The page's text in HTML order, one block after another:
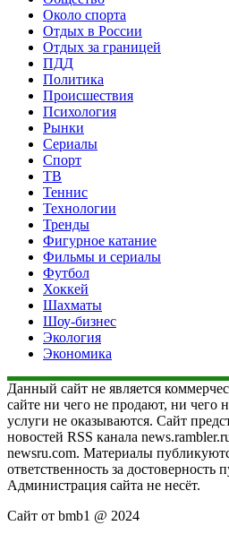
Около спорта
Отдых в России
Отдых за границей
ПДД
Политика
Происшествия
Психология
Рынки
Сериалы
Спорт
ТВ
Теннис
Технологии
Тренды
Фигурное катание
Фильмы и сериалы
Футбол
Хоккей
Шахматы
Шоу-бизнес
Экология
Экономика
Данный сайт не является
сайте ни чего не продают, ни чего
услуги не оказываются. Сайт
новостей RSS канала
newsru.com. Материалы
ответственность за достоверность
Администрация сайта не несёт.
Сайт от bmb1 @ 2024